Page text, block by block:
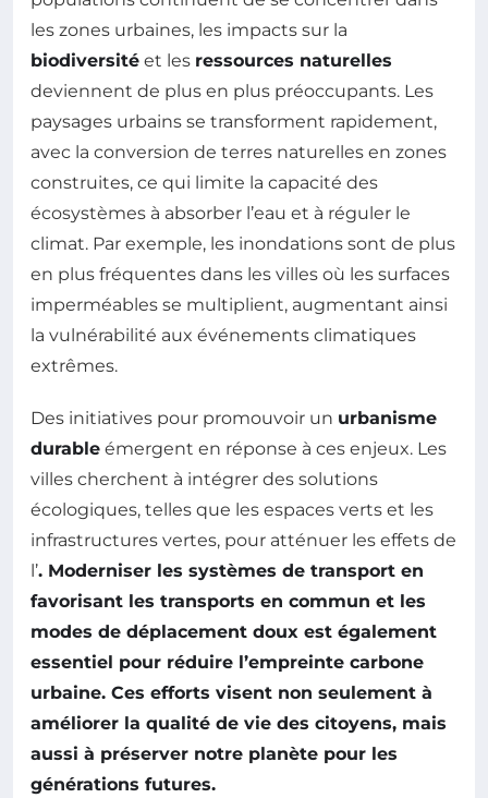
les zones urbaines, les impacts sur la
biodiversité et les ressources naturelles
deviennent de plus en plus préoccupants. Les
paysages urbains se transforment rapidement,
avec la conversion de terres naturelles en zones
construites, ce qui limite la capacité des
écosystèmes à absorber l’eau et à réguler le
climat. Par exemple, les inondations sont de plus
en plus fréquentes dans les villes où les surfaces
imperméables se multiplient, augmentant ainsi
la vulnérabilité aux événements climatiques
extrêmes.
Des initiatives pour promouvoir un urbanisme
durable émergent en réponse à ces enjeux. Les
villes cherchent à intégrer des solutions
écologiques, telles que les espaces verts et les
infrastructures vertes, pour atténuer les effets de
l’. Moderniser les systèmes de transport en
favorisant les transports en commun et les
modes de déplacement doux est également
essentiel pour réduire l’empreinte carbone
urbaine. Ces efforts visent non seulement à
améliorer la qualité de vie des citoyens, mais
aussi à préserver notre planète pour les
générations futures.